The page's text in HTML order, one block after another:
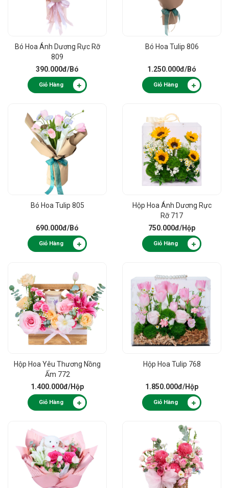
Bó Hoa Ánh Dương Rực Rỡ
809
390.000đ/Bó
Giỏ Hàng
Bó Hoa Tulip 806
1.250.000đ/Bó
Giỏ Hàng
Bó Hoa Tulip 805
690.000đ/Bó
Giỏ Hàng
Hộp Hoa Ánh Dương Rực
Rỡ 717
750.000đ/Hộp
Giỏ Hàng
Hộp Hoa Yêu Thương Nồng
Ấm 772
1.400.000đ/Hộp
Giỏ Hàng
Hộp Hoa Tulip 768
1.850.000đ/Hộp
Giỏ Hàng